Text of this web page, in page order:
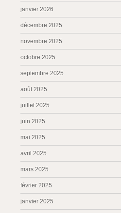
janvier 2026
décembre 2025
novembre 2025
octobre 2025
septembre 2025
août 2025
juillet 2025
juin 2025
mai 2025
avril 2025
mars 2025
février 2025
janvier 2025